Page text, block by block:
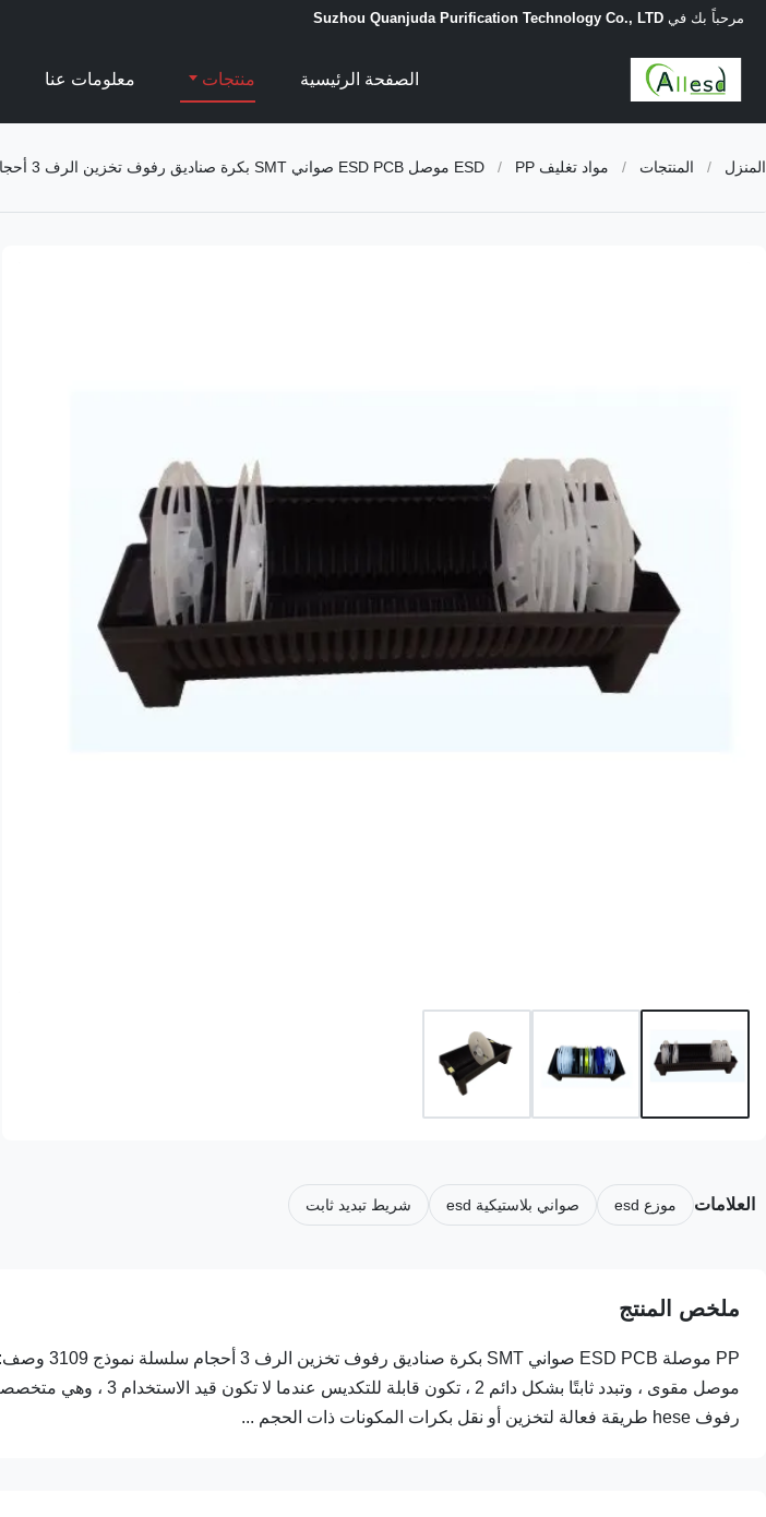
مرحباً بك في Suzhou Quanjuda Purification Technology Co., LTD
الصفحة الرئيسية منتجات معلومات عنا
المنزل / المنتجات / مواد تغليف ESD / PP موصل ESD PCB صواني SMT بكرة صناديق رفوف تخزين الرف 3 أحجام
العلامات موزع esd صواني بلاستيكية esd شريط تبديد ثابت
ملخص المنتج
رفوف hese طريقة فعالة لتخزين أو نقل بكرات المكونات ذات الحجم ...